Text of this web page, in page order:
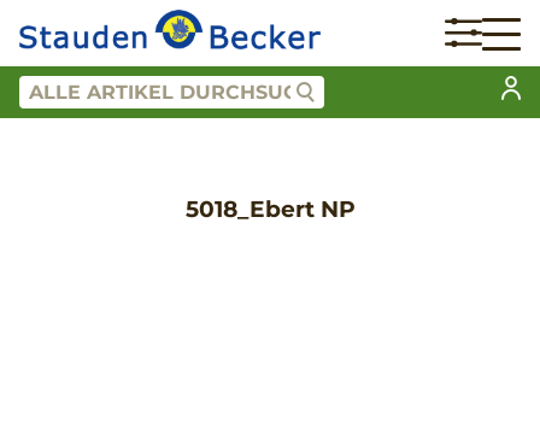
5018_Ebert NP